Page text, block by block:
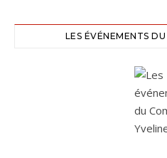
LES ÉVÉNEMENTS